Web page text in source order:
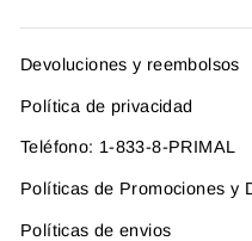
Devoluciones y reembolsos
Política de privacidad
Teléfono: 1-833-8-PRIMAL
Políticas de Promociones y
Políticas de envios